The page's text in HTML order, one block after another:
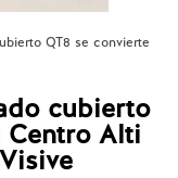
QT8 se convierte
cubierto
Centro Alti